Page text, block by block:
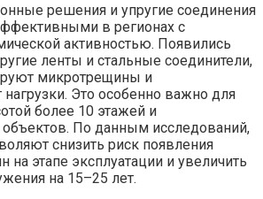
решения и упругие соединения
в регионах с
активностью. Появились
ленты и стальные соединители,
микротрещины и
Это особенно важно для
более 10 этажей и
объектов. По данным исследований,
снизить риск появления
на этапе эксплуатации и увеличить
на 15–25 лет.